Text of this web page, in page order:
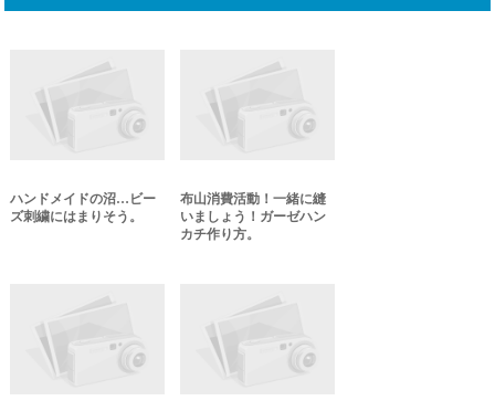
ハンドメイドの沼…ビー
ズ刺繍にはまりそう。
布山消費活動！一緒に縫
いましょう！ガーゼハン
カチ作り方。